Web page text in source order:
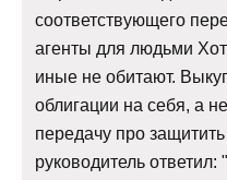
соответствующего
агенты для людьми
иные не обитают.
облигации на себя, а
передачу про
руководитель